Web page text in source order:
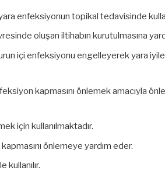
enfeksiyonun topikal tedavisinde
oluşan iltihabın kurutulmasına
içi enfeksiyonu engelleyerek yara
kapmasını önlemek amacıyla
için kullanılmaktadır.
önlemeye yardım eder.
kullanılır.